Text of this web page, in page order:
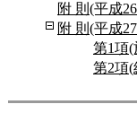
附 則(平成
附 則(平成
第1項
第2項